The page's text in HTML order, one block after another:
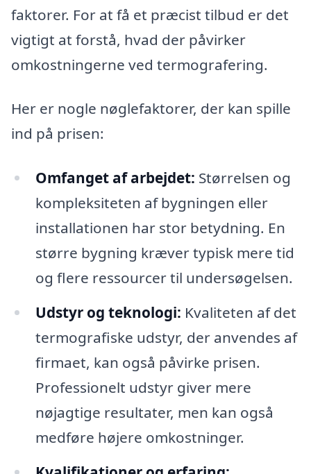
faktorer. For at få et præcist tilbud er det
vigtigt at forstå, hvad der påvirker
omkostningerne ved termografering.
Her er nogle nøglefaktorer, der kan spille
ind på prisen:
Omfanget af arbejdet: Størrelsen og
kompleksiteten af bygningen eller
installationen har stor betydning. En
større bygning kræver typisk mere tid
og flere ressourcer til undersøgelsen.
Udstyr og teknologi: Kvaliteten af det
termografiske udstyr, der anvendes af
firmaet, kan også påvirke prisen.
Professionelt udstyr giver mere
nøjagtige resultater, men kan også
medføre højere omkostninger.